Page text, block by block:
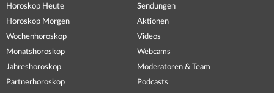
Horoskop Heute
Horoskop Morgen
Wochenhoroskop
Monatshoroskop
Jahreshoroskop
Partnerhoroskop
Sendungen
Aktionen
Videos
Webcams
Moderatoren & Team
Podcasts